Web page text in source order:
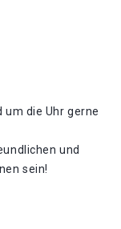
die Uhr gerne
und
sein!